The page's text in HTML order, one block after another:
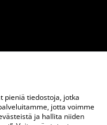
pieniä tiedostoja, jotka
jotta voimme
ja hallita niiden